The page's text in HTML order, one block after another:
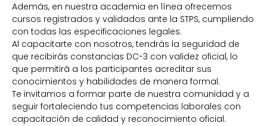
Además, en nuestra academia en línea ofrecemos
cursos registrados y validados ante la STPS, cumpliendo
con todas las especificaciones legales.
Al capacitarte con nosotros, tendrás la seguridad de
que recibirás constancias DC-3 con validez oficial, lo
que permitirá a los participantes acreditar sus
conocimientos y habilidades de manera formal.
Te invitamos a formar parte de nuestra comunidad y a
seguir fortaleciendo tus competencias laborales con
capacitación de calidad y reconocimiento oficial.